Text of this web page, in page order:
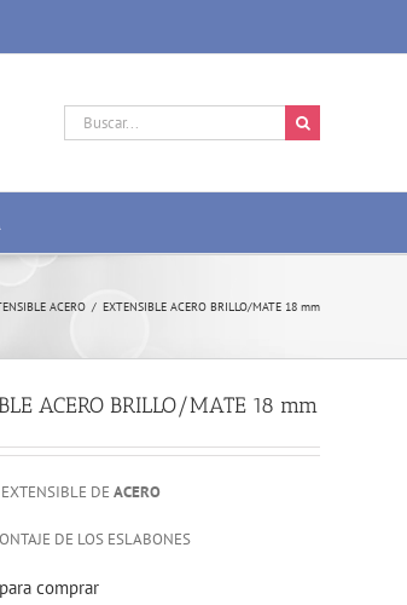
Buscar:
ACERO / EXTENSIBLE ACERO BRILLO/MATE 18 mm
ACERO BRILLO/MATE 18 mm
DE ACERO
DE LOS ESLABONES
comprar